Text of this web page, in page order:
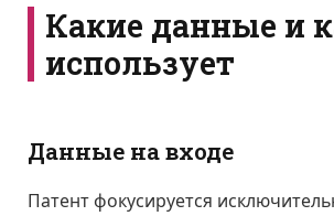
Какие данные и
использует
Данные на входе
Патент фокусируется